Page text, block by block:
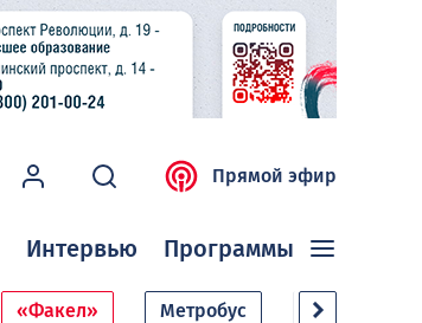
Прямой эфир
Интервью Программы
«Факел» Метробус Дачный